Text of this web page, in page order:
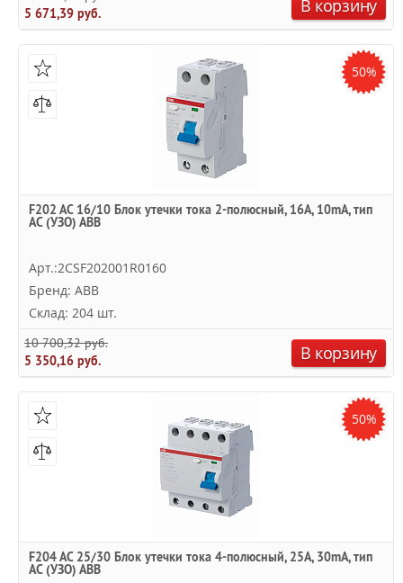
5 671,39 руб.
В корзину
50%
F202 AC 16/10 Блок утечки тока 2-полюсный, 16A, 10mA, тип
АC (УЗО) ABB
Арт.:2CSF202001R0160
Бренд: ABB
Склад: 204 шт.
10 700,32 руб.
5 350,16 руб.
В корзину
50%
F204 AC 25/30 Блок утечки тока 4-полюсный, 25A, 30mA, тип
АC (УЗО) ABB